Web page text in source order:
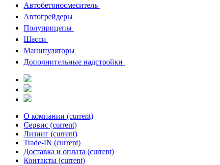
Автобетоносмеситель
Автогрейдеры
Полуприцепы
Шасси
Манипуляторы
Дополнительные надстройки
О компании (current)
Сервис (current)
Лизинг (current)
Trade-IN (current)
Доставка и оплата (current)
Контакты (current)